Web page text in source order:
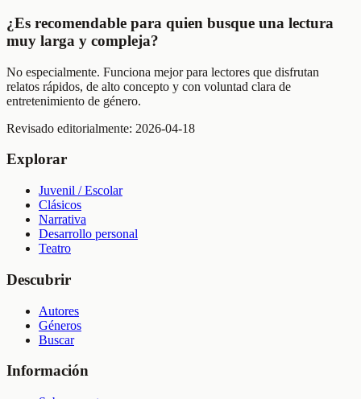
¿Es recomendable para quien busque una lectura
muy larga y compleja?
No especialmente. Funciona mejor para lectores que disfrutan
relatos rápidos, de alto concepto y con voluntad clara de
entretenimiento de género.
Revisado editorialmente: 2026-04-18
Explorar
Juvenil / Escolar
Clásicos
Narrativa
Desarrollo personal
Teatro
Descubrir
Autores
Géneros
Buscar
Información